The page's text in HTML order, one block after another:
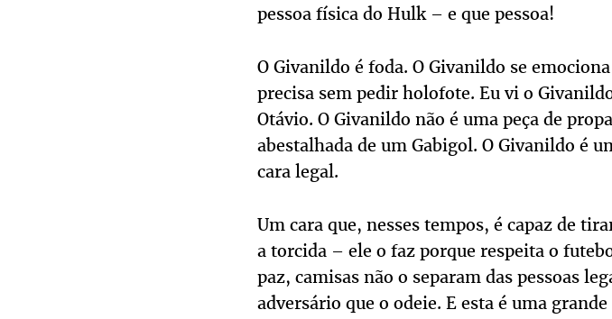
pessoa física do Hulk – e que pessoa!
O Givanildo é foda. O Givanildo se
precisa sem pedir holofote. Eu vi o
Otávio. O Givanildo não é uma peça de
abestalhada de um Gabigol. O Givanildo é
cara legal.
Um cara que, nesses tempos, é capaz de
a torcida – ele o faz porque respeita o
paz, camisas não o separam das pessoas
adversário que o odeie. E esta é uma